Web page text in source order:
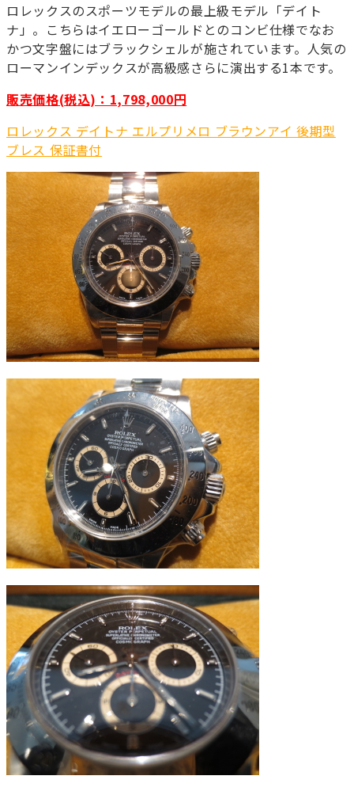
ロレックスのスポーツモデルの最上級モデル「デイト
ナ」。こちらはイエローゴールドとのコンビ仕様でなお
かつ文字盤にはブラックシェルが施されています。人気の
ローマンインデックスが高級感さらに演出する1本です。
販売価格(税込)：1,798,000円
ロレックス デイトナ エルプリメロ ブラウンアイ 後期型
ブレス 保証書付